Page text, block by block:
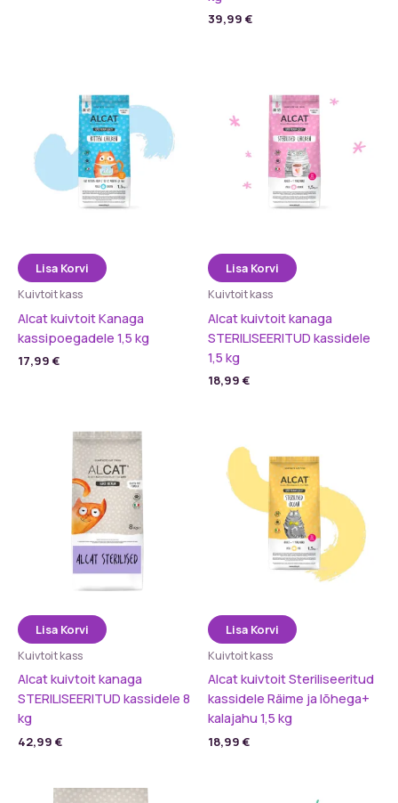
39,99 €
Lisa Korvi
Kuivtoit kass
Alcat kuivtoit Kanaga
kassipoegadele 1,5 kg
17,99 €
Lisa Korvi
Kuivtoit kass
Alcat kuivtoit kanaga
STERILISEERITUD kassidele
1,5 kg
18,99 €
Lisa Korvi
Kuivtoit kass
Alcat kuivtoit kanaga
STERILISEERITUD kassidele 8
kg
42,99 €
Lisa Korvi
Kuivtoit kass
Alcat kuivtoit Steriliseeritud
kassidele Räime ja lõhega+
kalajahu 1,5 kg
18,99 €